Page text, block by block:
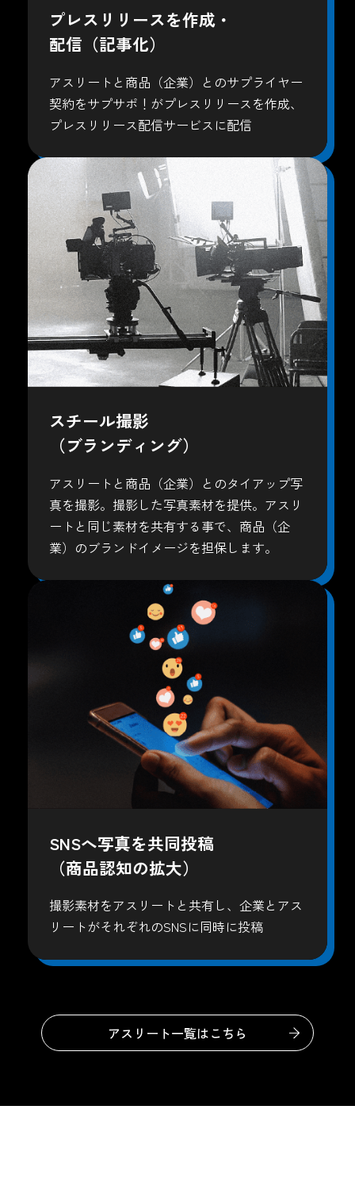
プレスリリースを作成・
配信（記事化）
アスリートと商品（企業）とのサプライヤー
契約をサプサポ！がプレスリリースを作成、
プレスリリース配信サービスに配信
スチール撮影
（ブランディング）
アスリートと商品（企業）とのタイアップ写
真を撮影。撮影した写真素材を提供。アスリ
ートと同じ素材を共有する事で、商品（企
業）のブランドイメージを担保します。
SNSへ写真を共同投稿
（商品認知の拡大）
撮影素材をアスリートと共有し、企業とアス
リートがそれぞれのSNSに同時に投稿
アスリート一覧はこちら